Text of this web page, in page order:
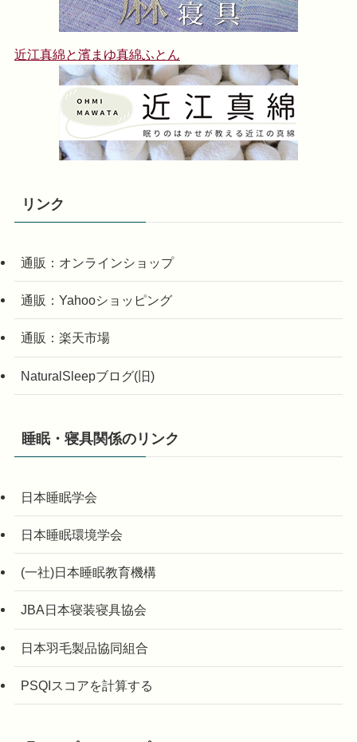
近江真綿と濱まゆ真綿ふとん
リンク
通販：オンラインショップ
通販：Yahooショッピング
通販：楽天市場
NaturalSleepブログ(旧)
睡眠・寝具関係のリンク
日本睡眠学会
日本睡眠環境学会
(一社)日本睡眠教育機構
JBA日本寝装寝具協会
日本羽毛製品協同組合
PSQIスコアを計算する